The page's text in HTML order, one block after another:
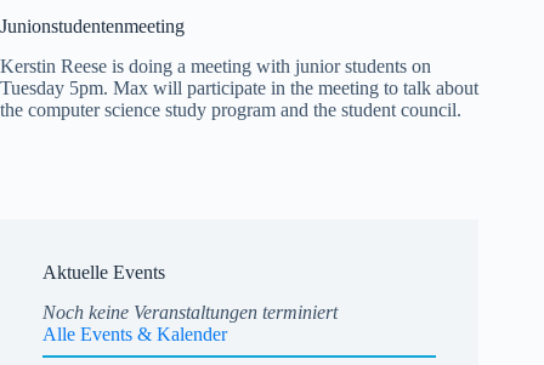
Junionstudentenmeeting
Kerstin Reese is doing a meeting with junior students on
Tuesday 5pm. Max will participate in the meeting to talk about
the computer science study program and the student council.
Aktuelle Events
Alle Events & Kalender